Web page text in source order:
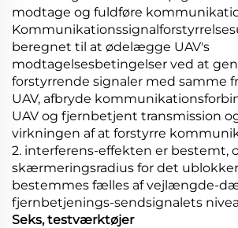
modtage og fuldføre
beregnet til at ødelægge UAV's
modtagelsesbetingelser ved at
forstyrrende signaler med samme
UAV, afbryde
UAV og fjernbetjent transmission
virkningen af at forstyrre
2. interferens-effekten er bestemt,
skærmeringsradius for det
bestemmes fælles af vejlængde-
fjernbetjenings-sendsignalets
Seks, testværktøjer